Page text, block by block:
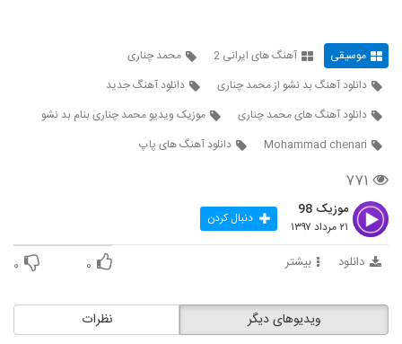
120 آلبوم
۱,۱۳۹ بازدید
دانلود آهنگ جدید و زیبای آرمین نصرتی با نام
سر کاری
122
۴,۹۲۱ بازدید
123
آهنگ گلپری جون از آرمین نصرتی(پاپ)
دانلود آهنگ مرتضی غلامی عاشقم باش
۱,۴۲۹ بازدید
موسیقی آهنگ های ایرانی 2
محمد چناری
دانلود آهنگ بد نشو از محمد چناری
دانلود آهنگ جدید
دانلود آهنگ های محمد چناری
موزیک ویدیو محمد چناری بنام بد نشو
Mohammad chenari
دانلود آهنگ های پاپ
۷۷۱
موزیک 98
۲۱ مرداد ۱۳۹۷ دنبال کردن
دانلود بیشتر ۰ ۰
نظرات ویدیوهای دیگر